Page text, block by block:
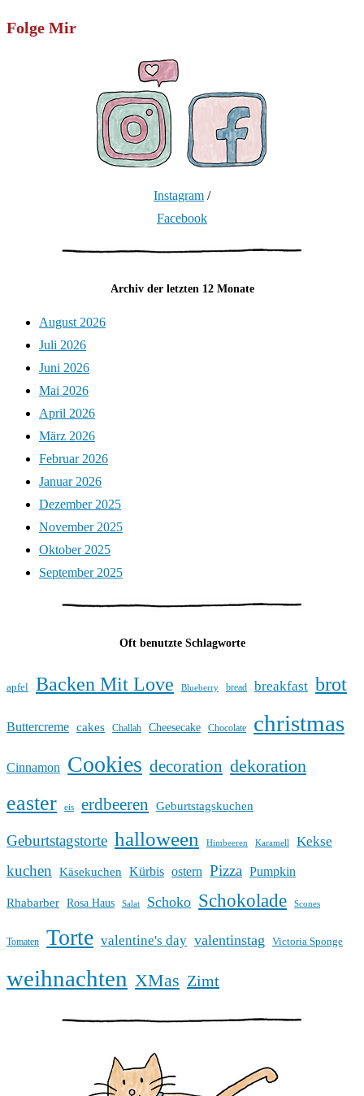
Folge Mir
Instagram /
Facebook
Archiv der letzten 12 Monate
August 2026
Juli 2026
Juni 2026
Mai 2026
April 2026
März 2026
Februar 2026
Januar 2026
Dezember 2025
November 2025
Oktober 2025
September 2025
Oft benutzte Schlagworte
apfel Backen Mit Love Blueberry bread breakfast brot
Buttercreme cakes Challah Cheesecake Chocolate christmas
Cinnamon Cookies decoration dekoration
easter eis erdbeeren Geburtstagskuchen
Geburtstagstorte halloween Himbeeren Karamell Kekse
kuchen Käsekuchen Kürbis ostern Pizza Pumpkin
Rhabarber Rosa Haus Salat Schoko Schokolade Scones
Tomaten Torte valentine's day valentinstag Victoria Sponge
weihnachten XMas Zimt